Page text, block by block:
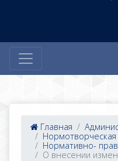
Главная
Нормотворческая
Нормативно-
О внесении